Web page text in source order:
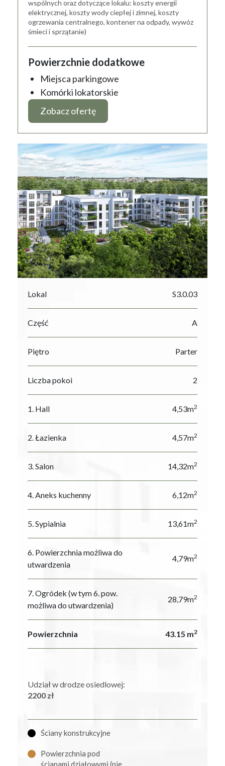
wspólnych oraz dotyczące lokalu: koszty energii
elektrycznej, koszty wody ciepłej i zimnej, koszty
ogrzewania centralnego, kontener na odpady, wywóz
śmieci i sprzątanie)
Powierzchnie dodatkowe
Miejsca parkingowe
Komórki lokatorskie
Zobacz ofertę
Lokal S3.0.03
Część A
Piętro Parter
Liczba pokoi 2
1. Hall 4,53m2
2. Łazienka 4,57m2
3. Salon 14,32m2
4. Aneks kuchenny 6,12m2
5. Sypialnia 13,61m2
6. Powierzchnia możliwa do
utwardzenia
4,79m2
7. Ogródek (w tym 6. pow.
możliwa do utwardzenia)
28,79m2
Powierzchnia 43.15 m2
Udział w drodze osiedlowej:
2200 zł
Ściany konstrukcyjne
Powierzchnia pod
ścianami działowymi (nie